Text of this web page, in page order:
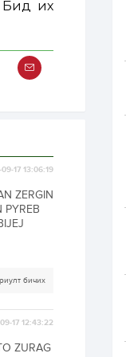
Бид их
17 13:06:19
ZERGIN
PYREB
бичих
17 12:43:22
ZURAG